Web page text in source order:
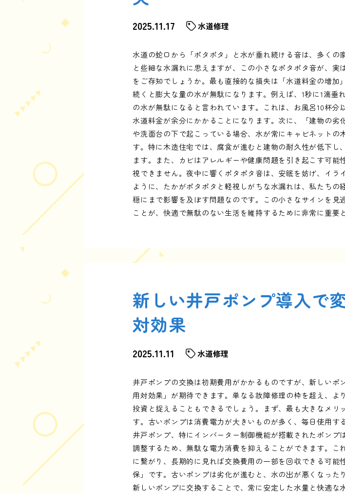
2025.11.17 水道修理
水道の蛇口から「ポタポタ」と水が垂れ続ける音は、多くの
と些細な水漏れに思えますが、この小さなポタポタ音が、
をご存知でしょうか。最も直接的な損失は「水道料金の増加
続くと膨大な量の水が無駄になります。例えば、1秒に1滴垂
の水が無駄になると言われています。これは、お風呂10杯
水道料金が余分にかかることになります。次に、「建物の
や洗面台の下で起こっている場合、水が常にキャビネット
す。特に木造住宅では、腐食が進むと建物の耐久性が低下し
ます。また、カビはアレルギーや健康問題を引き起こす可
視できません。夜中に響くポタポタ音は、安眠を妨げ、イ
ように、たかがポタポタと軽視しがちな水漏れは、私たち
穏にまで影響を及ぼす問題なのです。この小さなサインを見
ことが、快適で無駄のない生活を維持するために非常に重要
新しい井戸ポンプ導入で
対効果
2025.11.11 水道修理
井戸ポンプの交換は初期費用がかかるものですが、新しい
用対効果」が期待できます。単なる故障修理の枠を超え、
投資と捉えることもできるでしょう。まず、最も大きなメ
す。古いポンプは消費電力が大きいものが多く、毎日使用
井戸ポンプ、特にインバーター制御機能が搭載されたポン
調整するため、無駄な電力消費を抑えることができます。
に繋がり、長期的に見れば交換費用の一部を回収できる可
保」です。古いポンプは劣化が進むと、水の出が悪くなった
新しいポンプに交換することで、常に安定した水量と快適